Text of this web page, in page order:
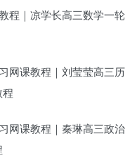
程｜凉学长高三数学一轮
网课教程｜刘莹莹高三历
程
网课教程｜秦琳高三政治